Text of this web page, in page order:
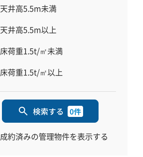
天井高5.5m未満
天井高5.5m以上
床荷重1.5t/㎡未満
床荷重1.5t/㎡以上
検索する 0件
成約済みの管理物件を表示する